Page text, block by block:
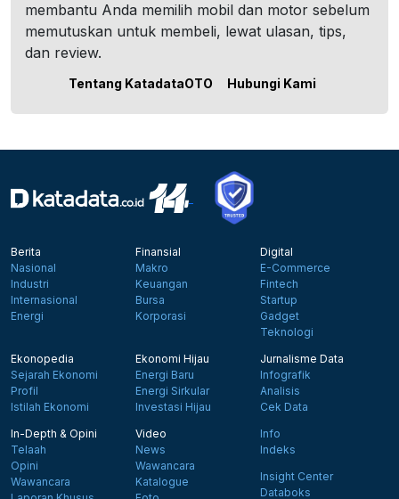
membantu Anda memilih mobil dan motor sebelum
memutuskan untuk membeli, lewat ulasan, tips,
dan review.
Tentang KatadataOTO Hubungi Kami
Berita
Nasional
Industri
Internasional
Energi
Finansial
Makro
Keuangan
Bursa
Korporasi
Digital
E-Commerce
Fintech
Startup
Gadget
Teknologi
Ekonopedia
Sejarah Ekonomi
Profil
Istilah Ekonomi
Ekonomi Hijau
Energi Baru
Energi Sirkular
Investasi Hijau
Jurnalisme Data
Infografik
Analisis
Cek Data
In-Depth & Opini
Telaah
Opini
Wawancara
Video
News
Wawancara
Katalogue
Info
Indeks
Insight Center
Databoks